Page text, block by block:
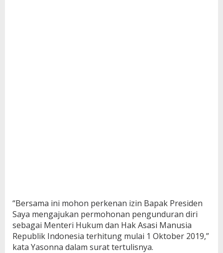
“Bersama ini mohon perkenan izin Bapak Presiden
Saya mengajukan permohonan pengunduran diri
sebagai Menteri Hukum dan Hak Asasi Manusia
Republik Indonesia terhitung mulai 1 Oktober 2019,”
kata Yasonna dalam surat tertulisnya.